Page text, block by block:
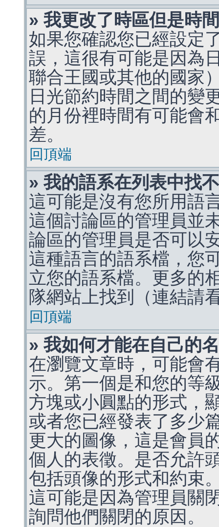
» 我更改了時區但是時
如果您確認您已經設定
誤，這很有可能是因為
聯合王國或其他的國家
日光節約時間之間的變
的月份裡時間有可能會
差。
回頂端
» 我的語系在列表中找
這可能是沒有您所用語
這個討論區的管理員並
論區的管理員是否可以
這種語言的語系檔，您
立您的語系檔。更多的
隊網站上找到（連結請
回頂端
» 我如何才能在自己的
在瀏覽文章時，可能會
示。第一個是和您的等
方塊或小圓點的形式，
或者您已經發表了多少
更大的圖像，這是會員
個人的表徵。是否允許
包括頭像的形式和約束
這可能是因為管理員關
詢問他們關閉的原因。